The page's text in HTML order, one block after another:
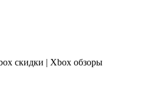
скидки | Xbox обзоры